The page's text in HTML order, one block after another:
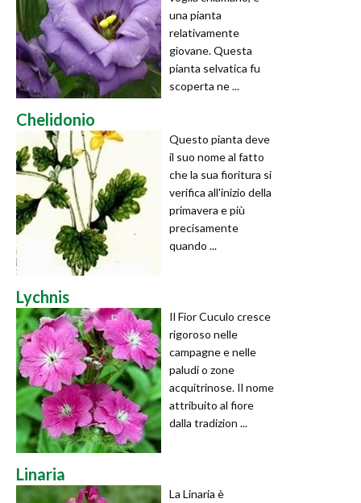
una pianta
relativamente
giovane. Questa
pianta selvatica fu
scoperta ne ...
Chelidonio
Questo pianta deve
il suo nome al fatto
che la sua fioritura si
verifica all'inizio della
primavera e più
precisamente
quando ...
Lychnis
Il Fior Cuculo cresce
rigoroso nelle
campagne e nelle
paludi o zone
acquitrinose. Il nome
attribuito al fiore
dalla tradizion ...
Linaria
La Linaria è